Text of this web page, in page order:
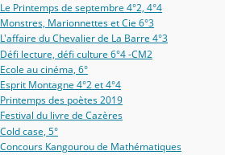
Le Printemps de septembre 4°2, 4°4
Monstres, Marionnettes et Cie 6°3
L'affaire du Chevalier de La Barre 4°3
Défi lecture, défi culture 6°4 -CM2
Ecole au cinéma, 6°
Esprit Montagne 4°2 et 4°4
Printemps des poètes 2019
Festival du livre de Cazères
Cold case, 5°
Concours Kangourou de Mathématiques